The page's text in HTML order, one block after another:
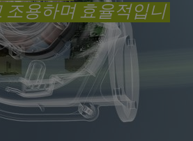
조용하며 효율적입니